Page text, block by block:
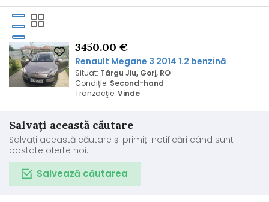
3450.00 €
Renault Megane 3 2014 1.2 benzină
Situat: Târgu Jiu, Gorj, RO
Condiție: Second-hand
Tranzacţie: Vinde
Salvați această căutare
Salvați această căutare și primiți notificări când sunt
postate oferte noi.
Salvează căutarea